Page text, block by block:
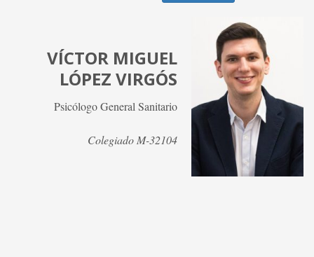
VÍCTOR MIGUEL
LÓPEZ VIRGÓS
Psicólogo General Sanitario
Colegiado M-32104